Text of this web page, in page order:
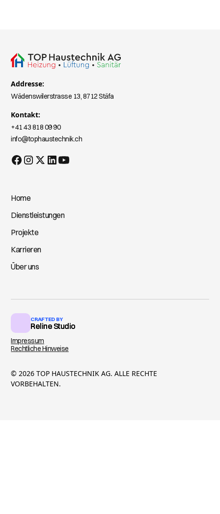
Addresse:
Wädenswilerstrasse 13, 8712 Stäfa
Kontakt:
+41 43 818 09 90
info@tophaustechnik.ch
Home
Dienstleistungen
Projekte
Karrieren
Über uns
© 2026 TOP HAUSTECHNIK AG. ALLE RECHTE
VORBEHALTEN.
Impressum
Rechtliche Hinweise
CRAFTED BY
Reline Studio
Reline Studio